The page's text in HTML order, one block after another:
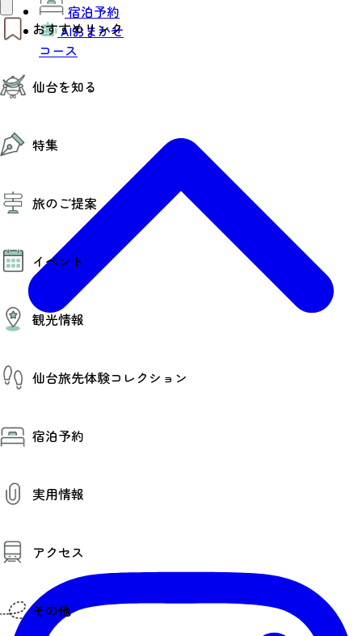
おすすめリンク
モデルコース
お得なチケット
仙台を知る
エリアガイド
仙台観光PR動画ライブラリー
仙台から行く東北周遊旅
伝統的工芸品
特集
夜時間トピックス
旅のご提案
モデルコース
AIおまかせコース
オリジナルプラン
みんなの旅行記
イベント
イベント情報
その他イベント情報（音楽・展示会）
観光情報
温泉
プロスポーツチーム・プロオーケストラ
仙台の銘品
仙台観光マップ
仙台旅先体験コレクション
体験プログラム検索（予約）
体験事業者
宿泊予約
実用情報
お役立ち情報
仙台観光マップ
アクセス
仙台までの経路検索
市内の交通情報
お得なチケット
その他
宿泊予約
AIおまかせ
コース